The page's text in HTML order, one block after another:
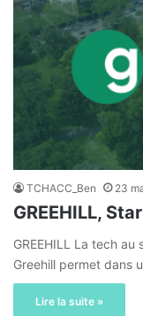
TCHACC_Ben 23
GREEHILL,
GREEHILL La tech
Greehill permet dans
Lire la suite »